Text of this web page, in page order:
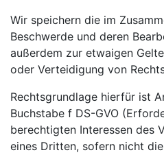
Wir speichern die im
Beschwerde und deren
außerdem zur etwaigen
oder Verteidigung von
Rechtsgrundlage hierfür ist
Buchstabe f DS-GVO
berechtigten Interessen des
eines Dritten, sofern nicht